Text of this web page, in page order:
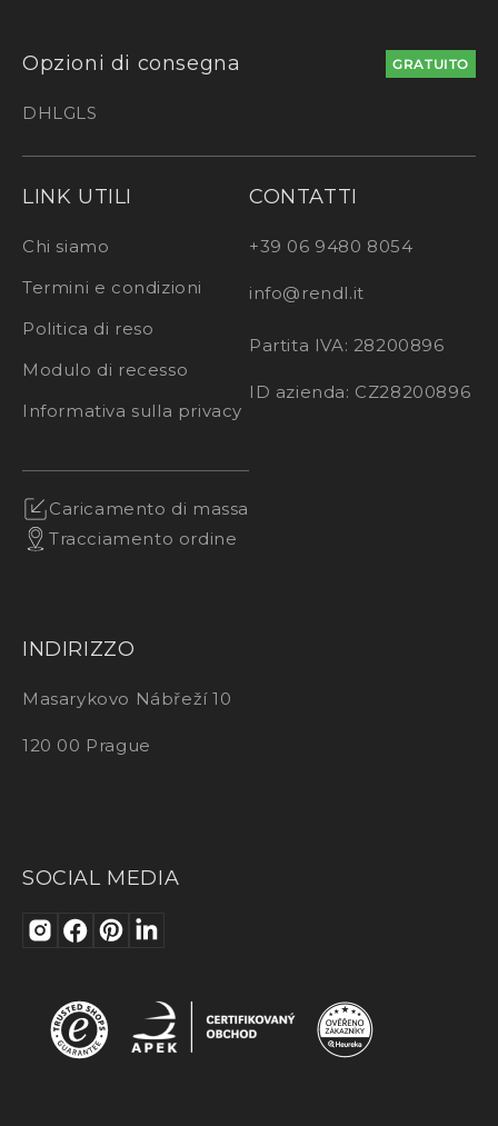
Opzioni di consegna GRATUITO
DHLGLS
LINK UTILI
Chi siamo
Termini e condizioni
Politica di reso
Modulo di recesso
Informativa sulla privacy
Caricamento di massa
Tracciamento ordine
CONTATTI
+39 06 9480 8054
info@rendl.it
Partita IVA: 28200896
ID azienda: CZ28200896
INDIRIZZO
Masarykovo Nábřeží 10
120 00 Prague
SOCIAL MEDIA